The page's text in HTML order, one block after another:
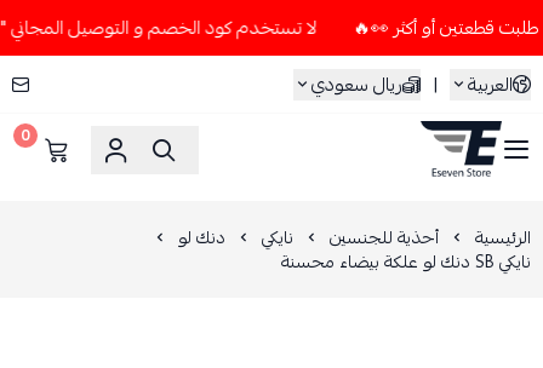
لا تستخدم كود الخصم و التوصيل المجاني " N7 " إلا إذا طلبت قطعتين أو أكثر 👀🔥
العربية
| ريال سعودي
ESEVEN STORE
0
الرئيسية أحذية للجنسين نايكي دنك لو
نايكي SB دنك لو علكة بيضاء محسنة